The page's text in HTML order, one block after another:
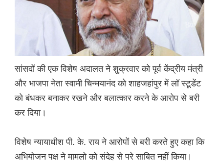
सांसदों की एक विशेष अदालत ने शुक्रवार को पूर्व केंद्रीय मंत्री
और भाजपा नेता स्वामी चिन्मयानंद को शाहजहांपुर में लॉ स्टूडेंट
को बंधकर बनाकर रखने और बलात्कार करने के आरोप से बरी
कर दिया।
विशेष न्यायाधीश पी. के. राय ने आरोपों से बरी करते हुए कहा कि
अभियोजन पक्ष ने मामलो को संदेह से परे साबित नहीं किया।